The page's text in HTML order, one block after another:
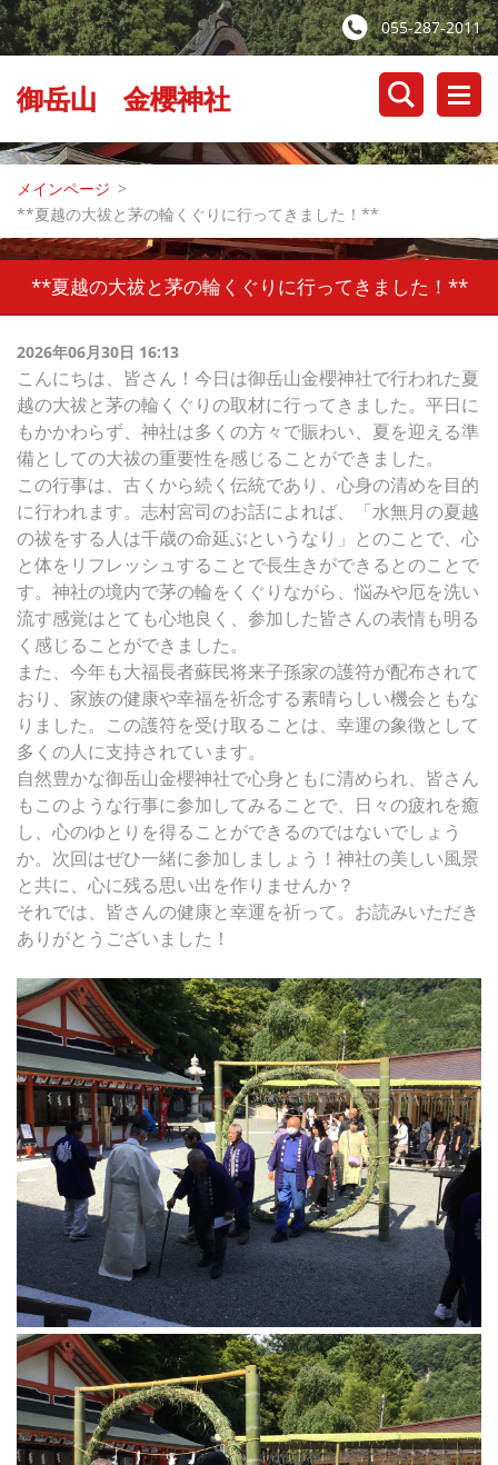
055-287-2011
御岳山 金櫻神社
メインページ >
**夏越の大祓と茅の輪くぐりに行ってきました！**
**夏越の大祓と茅の輪くぐりに行ってきました！**
2026年06月30日 16:13
こんにちは、皆さん！今日は御岳山金櫻神社で行われた夏
越の大祓と茅の輪くぐりの取材に行ってきました。平日に
もかかわらず、神社は多くの方々で賑わい、夏を迎える準
備としての大祓の重要性を感じることができました。
この行事は、古くから続く伝統であり、心身の清めを目的
に行われます。志村宮司のお話によれば、「水無月の夏越
の祓をする人は千歳の命延ぶというなり」とのことで、心
と体をリフレッシュすることで長生きができるとのことで
す。神社の境内で茅の輪をくぐりながら、悩みや厄を洗い
流す感覚はとても心地良く、参加した皆さんの表情も明る
く感じることができました。
また、今年も大福長者蘇民将来子孫家の護符が配布されて
おり、家族の健康や幸福を祈念する素晴らしい機会ともな
りました。この護符を受け取ることは、幸運の象徴として
多くの人に支持されています。
自然豊かな御岳山金櫻神社で心身ともに清められ、皆さん
もこのような行事に参加してみることで、日々の疲れを癒
し、心のゆとりを得ることができるのではないでしょう
か。次回はぜひ一緒に参加しましょう！神社の美しい風景
と共に、心に残る思い出を作りませんか？
それでは、皆さんの健康と幸運を祈って。お読みいただき
ありがとうございました！